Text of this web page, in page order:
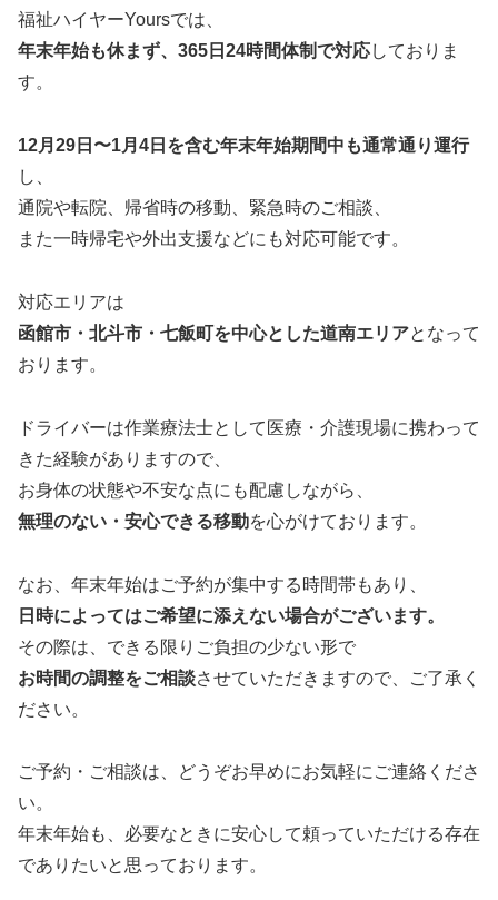
福祉ハイヤーYoursでは、
年末年始も休まず、365日24時間体制で対応しておりま
す。
12月29日〜1月4日を含む年末年始期間中も通常通り運行
し、
通院や転院、帰省時の移動、緊急時のご相談、
また一時帰宅や外出支援などにも対応可能です。
対応エリアは
函館市・北斗市・七飯町を中心とした道南エリアとなって
おります。
ドライバーは作業療法士として医療・介護現場に携わって
きた経験がありますので、
お身体の状態や不安な点にも配慮しながら、
無理のない・安心できる移動を心がけております。
なお、年末年始はご予約が集中する時間帯もあり、
日時によってはご希望に添えない場合がございます。
その際は、できる限りご負担の少ない形で
お時間の調整をご相談させていただきますので、ご了承く
ださい。
ご予約・ご相談は、どうぞお早めにお気軽にご連絡くださ
い。
年末年始も、必要なときに安心して頼っていただける存在
でありたいと思っております。